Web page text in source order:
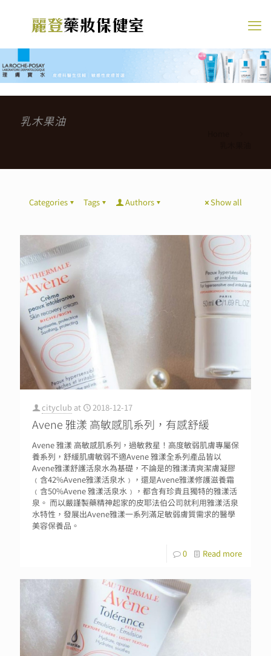
乳木果油
Categories Tags Authors Show all
cityclub at 2018-12-17
Avene 雅漾 高敏感肌系列，有感舒緩
Avene 雅漾 高敏感肌系列，過敏救星！高度敏弱肌膚專屬保
養系列，舒緩肌膚敏弱不適Avene 雅漾全系列產品皆以
Avene雅漾舒護活泉水為基礎，不論是的雅漾清爽潔膚凝膠
﹙含42%Avene雅漾活泉水﹚，還是Avene雅漾修護滋養霜
﹙含50%Avene 雅漾活泉水﹚，都含有珍貴且獨特的雅漾活
泉。 而以嚴謹製藥精神起家的皮耶法伯公司就利用雅漾活泉
水特性，發展出Avene雅漾一系列滿足敏弱膚質需求的醫學
美容保養品。
0 Read more